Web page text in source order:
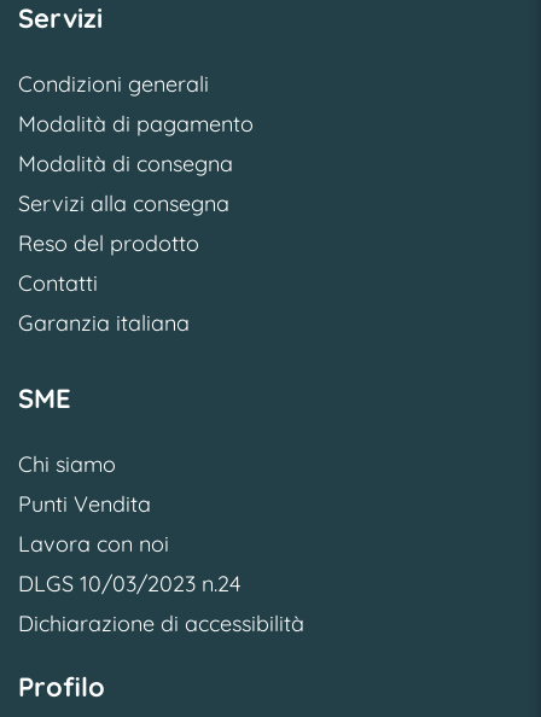
Servizi
Condizioni generali
Modalità di pagamento
Modalità di consegna
Servizi alla consegna
Reso del prodotto
Contatti
Garanzia italiana
SME
Chi siamo
Punti Vendita
Lavora con noi
DLGS 10/03/2023 n.24
Dichiarazione di accessibilità
Profilo